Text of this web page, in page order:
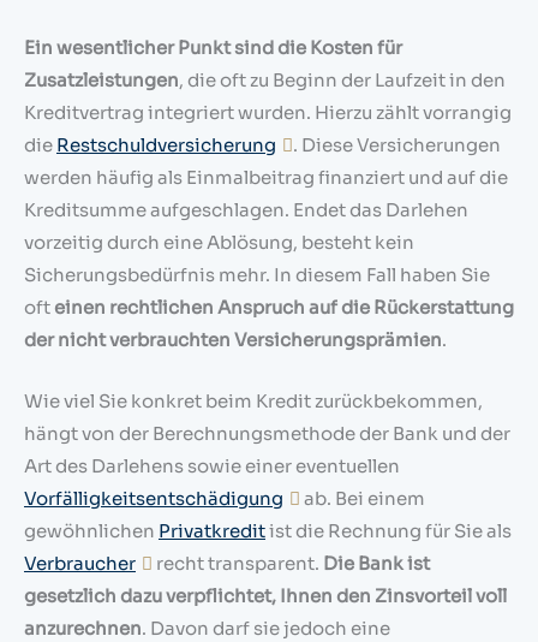
Ein wesentlicher Punkt sind die Kosten für
Zusatzleistungen, die oft zu Beginn der Laufzeit in den
Kreditvertrag integriert wurden. Hierzu zählt vorrangig
die Restschuldversicherung
. Diese Versicherungen
werden häufig als Einmalbeitrag finanziert und auf die
Kreditsumme aufgeschlagen. Endet das Darlehen
vorzeitig durch eine Ablösung, besteht kein
Sicherungsbedürfnis mehr. In diesem Fall haben Sie
oft einen rechtlichen Anspruch auf die Rückerstattung
der nicht verbrauchten Versicherungsprämien.
Wie viel Sie konkret beim Kredit zurückbekommen,
hängt von der Berechnungsmethode der Bank und der
Art des Darlehens sowie einer eventuellen
Vorfälligkeitsentschädigung
ab. Bei einem
gewöhnlichen Privatkreditist die Rechnung für Sie als
Verbraucher
recht transparent. Die Bank ist
gesetzlich dazu verpflichtet, Ihnen den Zinsvorteil voll
anzurechnen. Davon darf sie jedoch eine